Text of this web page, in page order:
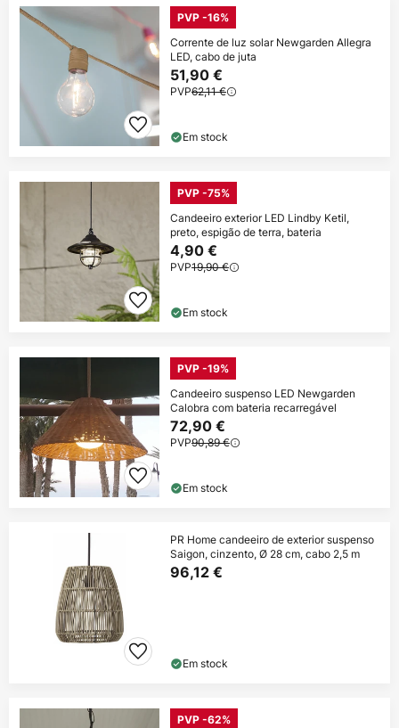
PVP -16%
Corrente de luz solar Newgarden Allegra
LED, cabo de juta
51,90 €
PVP62,11 €
Em stock
PVP -75%
Candeeiro exterior LED Lindby Ketil,
preto, espigão de terra, bateria
4,90 €
PVP19,90 €
Em stock
PVP -19%
Candeeiro suspenso LED Newgarden
Calobra com bateria recarregável
72,90 €
PVP90,89 €
Em stock
PR Home candeeiro de exterior suspenso
Saigon, cinzento, Ø 28 cm, cabo 2,5 m
96,12 €
Em stock
PVP -62%